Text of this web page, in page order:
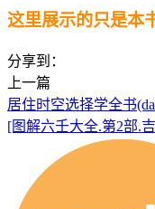
这里展示的只是本
分享到：
上一篇
居住时空选择学全书
[图解六壬大全.第2部.